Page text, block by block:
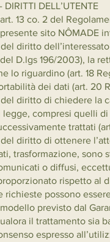
DIRITTI DELL’UTENTE
13 co. 2 del
sito NÔMADE
diritto
D.lgs 196/2003), la
lo riguardino (art. 18
dei dati (art. 20
diritto di chiedere la
legge, compresi quelli
trattati
diritto di ottenere
trasformazione, sono
o diffusi,
rispetto al
richieste possono
previsto dal
il trattamento sia
espresso